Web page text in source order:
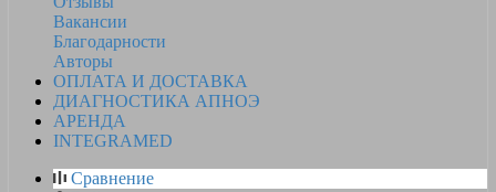
Вакансии
Благодарности
Авторы
ОПЛАТА И ДОСТАВКА
ДИАГНОСТИКА АПНОЭ
АРЕНДА
INTEGRAMED
Сравнение